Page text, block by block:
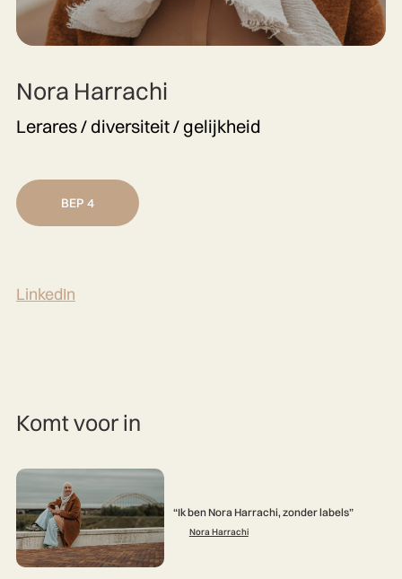
Nora Harrachi
Lerares / diversiteit / gelijkheid
BEP 4
LinkedIn
Komt voor in
“Ik ben Nora Harrachi, zonder labels”
Nora Harrachi